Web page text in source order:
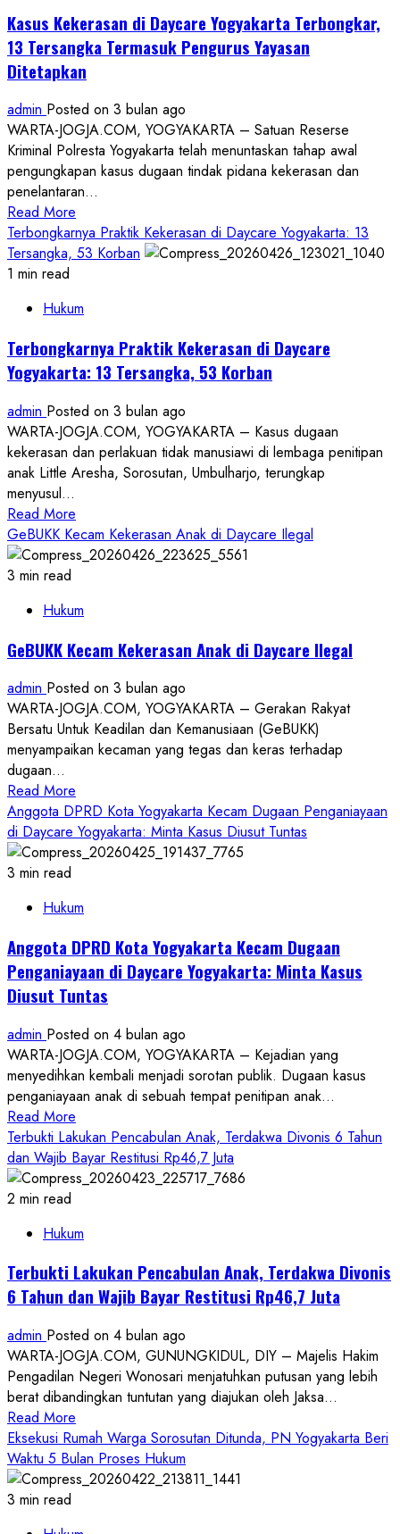
Siswa
SMA:
Jangan
Intimidasi
Terhadap
Saksi
Kasus Kekerasan di Daycare Yogyakarta Terbongkar,
13 Tersangka Termasuk Pengurus Yayasan
Ditetapkan
admin Posted on 3 bulan ago
WARTA-JOGJA.COM, YOGYAKARTA – Satuan Reserse
Kriminal Polresta Yogyakarta telah menuntaskan tahap awal
pengungkapan kasus dugaan tindak pidana kekerasan dan
penelantaran...
Read More
more
about
di
Yogyakarta
Terbongkar,
Tersangka
Termasuk
Pengurus
Yayasan
Terbongkarnya Praktik Kekerasan di Daycare Yogyakarta: 13
Tersangka, 53 Korban
1 min read
Hukum
Terbongkarnya Praktik Kekerasan di Daycare
Yogyakarta: 13 Tersangka, 53 Korban
admin Posted on 3 bulan ago
WARTA-JOGJA.COM, YOGYAKARTA – Kasus dugaan
kekerasan dan perlakuan tidak manusiawi di lembaga penitipan
anak Little Aresha, Sorosutan, Umbulharjo, terungkap
menyusul...
Read More
more
about
Kekerasan
Daycare
Yogyakarta:
13
Tersangka,
53
Korban
GeBUKK Kecam Kekerasan Anak di Daycare Ilegal
3 min read
Hukum
GeBUKK Kecam Kekerasan Anak di Daycare Ilegal
admin Posted on 3 bulan ago
WARTA-JOGJA.COM, YOGYAKARTA – Gerakan Rakyat
Bersatu Untuk Keadilan dan Kemanusiaan (GeBUKK)
menyampaikan kecaman yang tegas dan keras terhadap
dugaan...
Read More
more
about
GeBUKK
Anak
Daycare
Ilegal
Anggota DPRD Kota Yogyakarta Kecam Dugaan Penganiayaan
di Daycare Yogyakarta: Minta Kasus Diusut Tuntas
3 min read
Hukum
Anggota DPRD Kota Yogyakarta Kecam Dugaan
Penganiayaan di Daycare Yogyakarta: Minta Kasus
Diusut Tuntas
admin Posted on 4 bulan ago
WARTA-JOGJA.COM, YOGYAKARTA – Kejadian yang
menyedihkan kembali menjadi sorotan publik. Dugaan kasus
penganiayaan anak di sebuah tempat penitipan anak...
Read More
more
about
Anggota
Yogyakarta
Dugaan
Penganiayaan
Daycare
Yogyakarta:
Minta
Kasus
Diusut
Tuntas
Terbukti Lakukan Pencabulan Anak, Terdakwa Divonis 6 Tahun
dan Wajib Bayar Restitusi Rp46,7 Juta
2 min read
Hukum
Terbukti Lakukan Pencabulan Anak, Terdakwa Divonis
6 Tahun dan Wajib Bayar Restitusi Rp46,7 Juta
admin Posted on 4 bulan ago
WARTA-JOGJA.COM, GUNUNGKIDUL, DIY – Majelis Hakim
Pengadilan Negeri Wonosari menjatuhkan putusan yang lebih
berat dibandingkan tuntutan yang diajukan oleh Jaksa...
Read More
more
about
Terbukti
Eksekusi Rumah Warga Sorosutan Ditunda, PN Yogyakarta Beri
Waktu 5 Bulan Proses Hukum
3 min read